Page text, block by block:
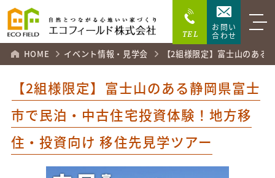
TEL
お問い
合わせ
HOME イベント情報・見学会 【2組様限定】富士山のあ
【2組様限定】富士山のある静岡県富士
市で民泊・中古住宅投資体験！地方移
住・投資向け 移住先見学ツアー